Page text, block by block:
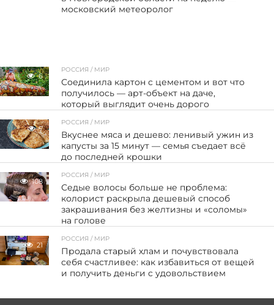
московский метеоролог
6
РОССИЯ / МИР
Соединила картон с цементом и вот что
получилось — арт-объект на даче,
который выглядит очень дорого
7
РОССИЯ / МИР
Вкуснее мяса и дешево: ленивый ужин из
капусты за 15 минут — семья съедает всё
до последней крошки
108
РОССИЯ / МИР
Седые волосы больше не проблема:
колорист раскрыла дешевый способ
закрашивания без желтизны и «соломы»
на голове
21
РОССИЯ / МИР
Продала старый хлам и почувствовала
себя счастливее: как избавиться от вещей
и получить деньги с удовольствием